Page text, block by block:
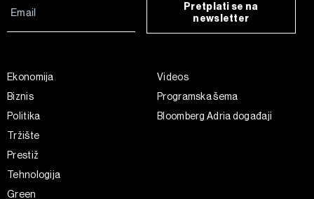
Pretplati se na
newsletter
Ekonomija
Biznis
Politika
Tržište
Prestiž
Tehnologija
Green
Videos
Programska šema
Bloomberg Adria događaji